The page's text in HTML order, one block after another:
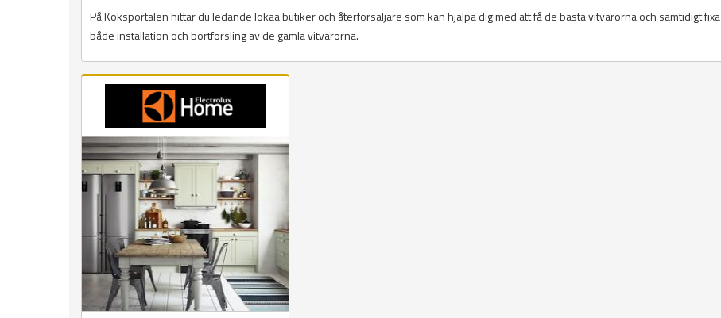
På Köksportalen hittar du ledande lokaa butiker och återförsäljare som kan hjälpa dig med att få de bästa vitvarorna och samtidigt fixa
både installation och bortforsling av de gamla vitvarorna.